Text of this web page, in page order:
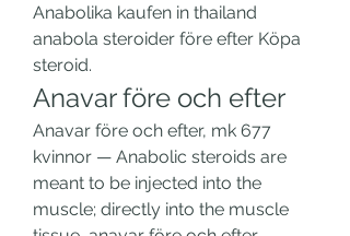
Anabolika kaufen in thailand
anabola steroider före efter Köpa
steroid.
Anavar före och efter
Anavar före och efter, mk 677
kvinnor — Anabolic steroids are
meant to be injected into the
muscle; directly into the muscle